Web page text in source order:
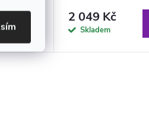
2 049 Kč
Skladem